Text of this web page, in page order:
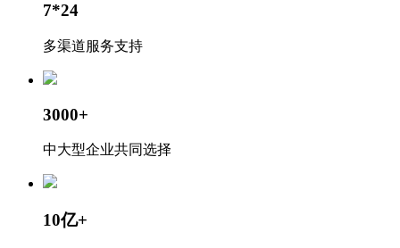
7*24
多渠道服务支持
3000+
中大型企业共同选择
10亿+